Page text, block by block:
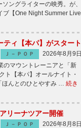
ングライターの映秀。が、
ブ【One Night Summer Live
ィ【本パ】がスタート
Ｊ－ＰＯＰ
2026年8月9日
マウントレーニアと「新
ト【本パ】オールナイト・
んとのひとやすみ … 続き
リーナツアー開催
Ｊ－ＰＯＰ
2026年8月8日